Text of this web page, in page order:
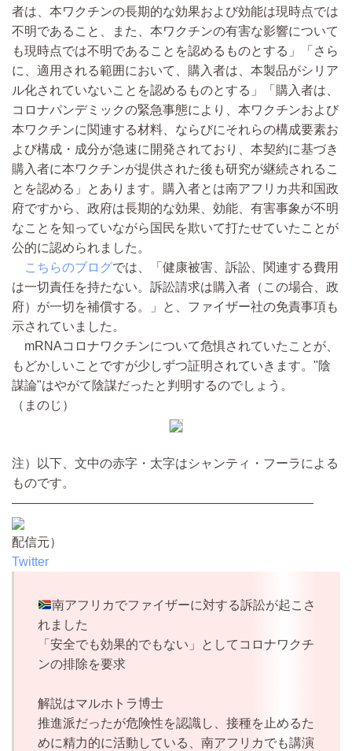
者は、本ワクチンの長期的な効果および効能は現時点では
不明であること、また、本ワクチンの有害な影響について
も現時点では不明であることを認めるものとする」「さら
に、適用される範囲において、購入者は、本製品がシリア
ル化されていないことを認めるものとする」「購入者は、
コロナパンデミックの緊急事態により、本ワクチンおよび
本ワクチンに関連する材料、ならびにそれらの構成要素お
よび構成・成分が急速に開発されており、本契約に基づき
購入者に本ワクチンが提供された後も研究が継続されるこ
とを認める」とあります。購入者とは南アフリカ共和国政
府ですから、政府は長期的な効果、効能、有害事象が不明
なことを知っていながら国民を欺いて打たせていたことが
公的に認められました。
こちらのブログでは、「健康被害、訴訟、関連する費用
は一切責任を持たない。訴訟請求は購入者（この場合、政
府）が一切を補償する。」と、ファイザー社の免責事項も
示されていました。
mRNAコロナワクチンについて危惧されていたことが、
もどかしいことですが少しずつ証明されていきます。"陰
謀論"はやがて陰謀だったと判明するのでしょう。
（まのじ）
注）以下、文中の赤字・太字はシャンティ・フーラによる
ものです。
————————————————————————
配信元）
Twitter
南アフリカでファイザーに対する訴訟が起こさ
れました
「安全でも効果的でもない」としてコロナワクチ
ンの排除を要求
解説はマルホトラ博士
推進派だったが危険性を認識し、接種を止めるた
めに精力的に活動している、南アフリカでも講演